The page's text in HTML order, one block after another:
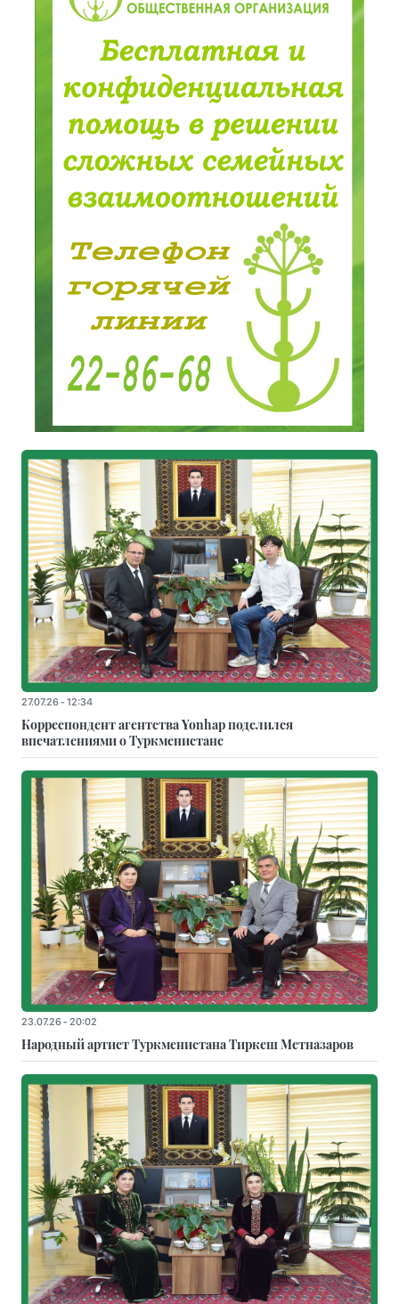
27.07.26 - 12:34
Корреспондент агентства Yonhap поделился
впечатлениями о Туркменистане
23.07.26 - 20:02
Народный артист Туркменистана Тиркеш Мeтназаров